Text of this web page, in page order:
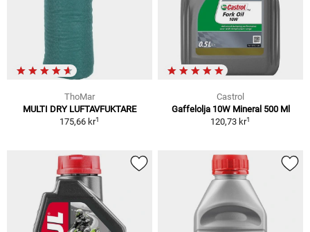
ThoMar
MULTI DRY LUFTAVFUKTARE
175,66 kr1
Castrol
Gaffelolja 10W Mineral 500 Ml
120,73 kr1